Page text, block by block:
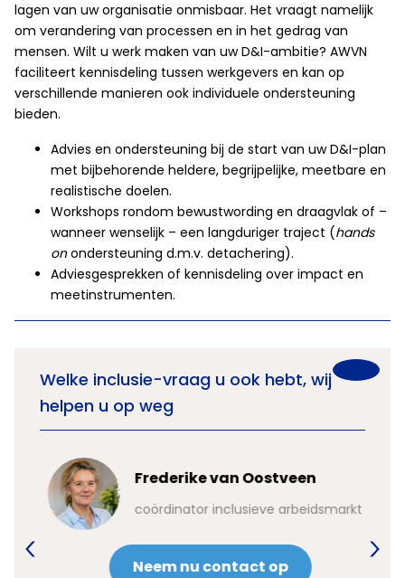
lagen van uw organisatie onmisbaar. Het vraagt namelijk
om verandering van processen en in het gedrag van
mensen. Wilt u werk maken van uw D&I-ambitie? AWVN
faciliteert kennisdeling tussen werkgevers en kan op
verschillende manieren ook individuele ondersteuning
bieden.
Advies en ondersteuning bij de start van uw D&I-plan
met bijbehorende heldere, begrijpelijke, meetbare en
realistische doelen.
Workshops rondom bewustwording en draagvlak of –
wanneer wenselijk – een langduriger traject (hands
onondersteuning d.m.v. detachering).
Adviesgesprekken of kennisdeling over impact en
meetinstrumenten.
Welke inclusie-vraag u ook hebt, wij
helpen u op weg
Frederike van Oostveen
coördinator inclusieve arbeidsmarkt
Neem nu contact op